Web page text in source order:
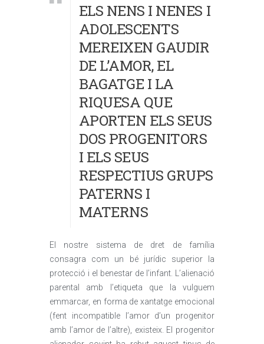
ELS NENS I NENES I
ADOLESCENTS
MEREIXEN GAUDIR
DE L’AMOR, EL
BAGATGE I LA
RIQUESA QUE
APORTEN ELS SEUS
DOS PROGENITORS
I ELS SEUS
RESPECTIUS GRUPS
PATERNS I
MATERNS
El nostre sistema de dret de família
consagra com un bé jurídic superior la
protecció i el benestar de l’infant. L’alienació
parental amb l’etiqueta que la vulguem
emmarcar, en forma de xantatge emocional
(fent incompatible l’amor d’un progenitor
amb l’amor de l’altre), existeix. El progenitor